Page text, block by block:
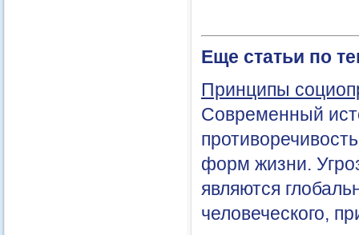
Еще статьи по
Принципы
Современный
форм жизни.
являются
человеческого,